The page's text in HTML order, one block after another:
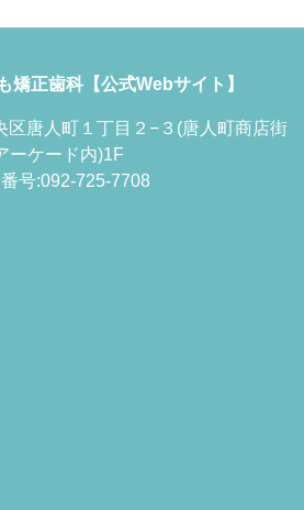
矯正歯科【公式Webサイト】
区唐人町１丁目２−３(唐人町商店街
ーケード内)1F
号:092-725-7708